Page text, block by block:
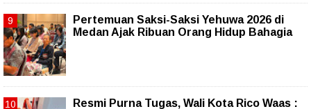
Pertemuan Saksi-Saksi Yehuwa 2026 di
Medan Ajak Ribuan Orang Hidup Bahagia
Resmi Purna Tugas, Wali Kota Rico Waas :